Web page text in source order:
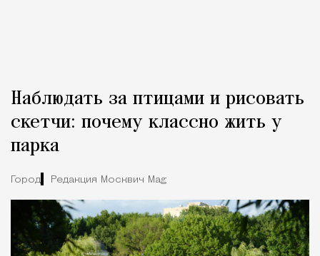
Наблюдать за птицами и рисовать
скетчи: почему классно жить у
парка
Город Редакция Москвич Mag